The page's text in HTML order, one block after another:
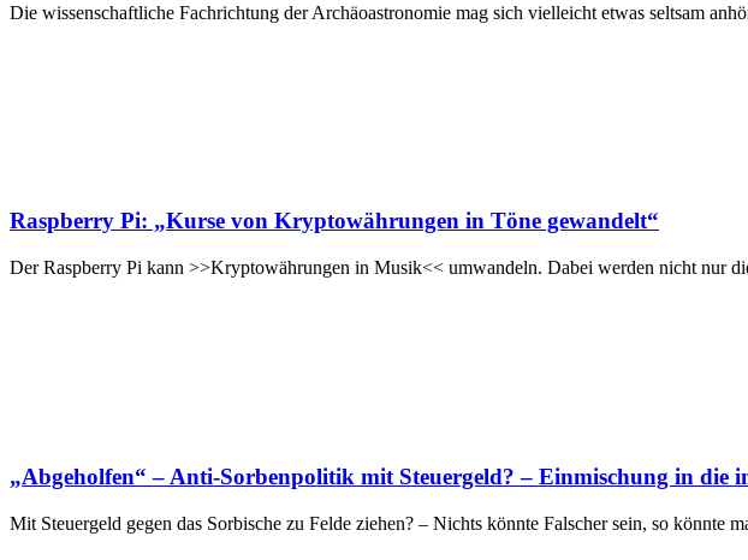
Die wissenschaftliche Fachrichtung der Archäoastronomie mag sich vielleicht etwas seltsam
Raspberry Pi: „Kurse von Kryptowährungen in Töne gewandelt“
Der Raspberry Pi kann >>Kryptowährungen in Musik<< umwandeln. Dabei werden nicht nur
„Abgeholfen“ – Anti-Sorbenpolitik mit Steuergeld? – Einmischung in die
Mit Steuergeld gegen das Sorbische zu Felde ziehen? – Nichts könnte Falscher sein, so könnte